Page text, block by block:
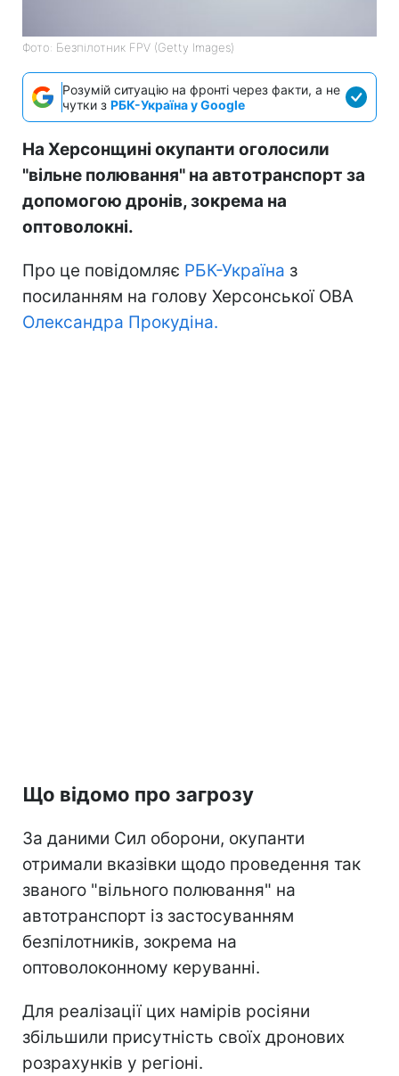
Фото: Безпілотник FPV (Getty Images)
Розумій ситуацію на фронті через факти, а не
чутки з РБК-Україна у Google
На Херсонщині окупанти оголосили
"вільне полювання" на автотранспорт за
допомогою дронів, зокрема на
оптоволокні.
Про це повідомляє РБК-Україна з
посиланням на голову Херсонської ОВА
Олександра Прокудіна.
Що відомо про загрозу
За даними Сил оборони, окупанти
отримали вказівки щодо проведення так
званого "вільного полювання" на
автотранспорт із застосуванням
безпілотників, зокрема на
оптоволоконному керуванні.
Для реалізації цих намірів росіяни
збільшили присутність своїх дронових
розрахунків у регіоні.